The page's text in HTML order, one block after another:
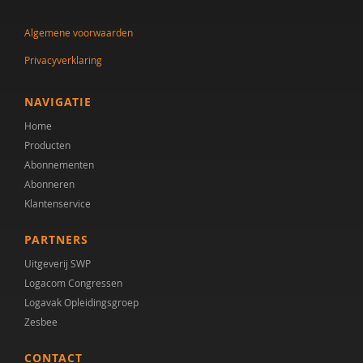
Tineke Backer van Ommeren
Tineke Backer van Ommeren-van der Meer
Jacqueline Bailly
Simon Baron-Cohen
AMC/de Bascule
Jojanneke Bastiaansen
Sander Begeer
werkgroep behandeling CASS18+
M.L. Bezemer
E.M.A. Blijd-Hoogewys
Algemene voorwaarden
Privacyverklaring
NAVIGATIE
Home
Producten
Abonnementen
Abonneren
Klantenservice
PARTNERS
Uitgeverij SWP
Logacom Congressen
Logavak Opleidingsgroep
Zesbee
CONTACT